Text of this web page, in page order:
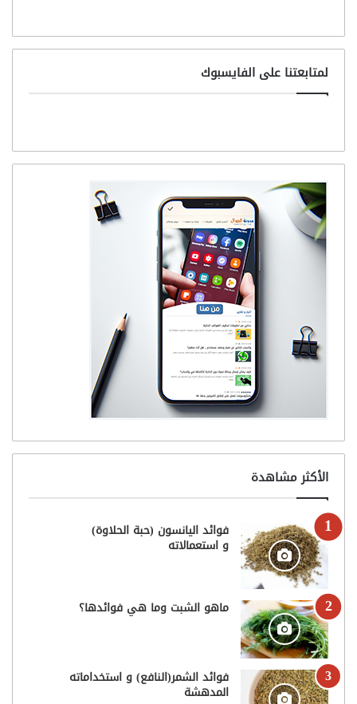
لمتابعتنا على الفايسبوك
الأكثر مشاهدة
فوائد اليانسون (حبة الحلاوة)
و استعمالاته
ماهو الشبت وما هي فوائدها؟
فوائد الشمر(النافع) و استخداماته
المدهشة